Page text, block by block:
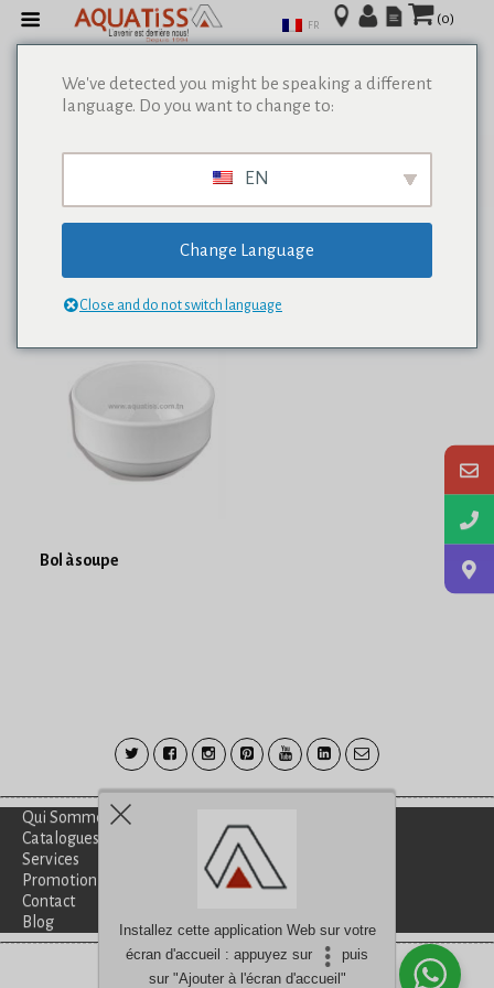
(0)
Bol à soupe
FR
We've detected you might be speaking a different
language. Do you want to change to:
EN
Change Language
Close and do not switch language
Besoin d'aide?discutez avec nous
Qui Sommes-Nous?
Catalogues
Services
Promotion
Contact
Blog
Installez cette application Web sur votre
écran d'accueil : appuyez sur
puis
sur "Ajouter à l'écran d'accueil"